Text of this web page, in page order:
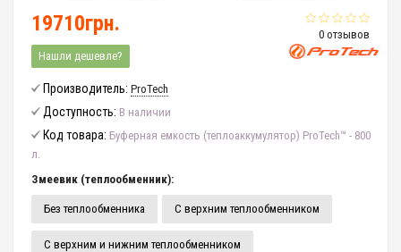
0 отзывов
19710грн.
Нашли дешевле?
Производитель: ProTech
Доступность: В наличии
Код товара: Буферная емкость (теплоаккумулятор) ProTech™ - 800
л.
Змеевик (теплообменник):
Без теплообменника С верхним теплообменником
С верхним и нижним теплообменником